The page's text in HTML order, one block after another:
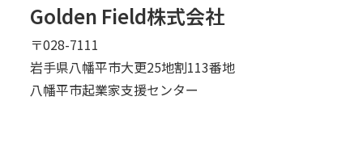
Golden Field株式会社
〒028-7111
岩手県八幡平市大更25地割113番地
八幡平市起業家支援センター